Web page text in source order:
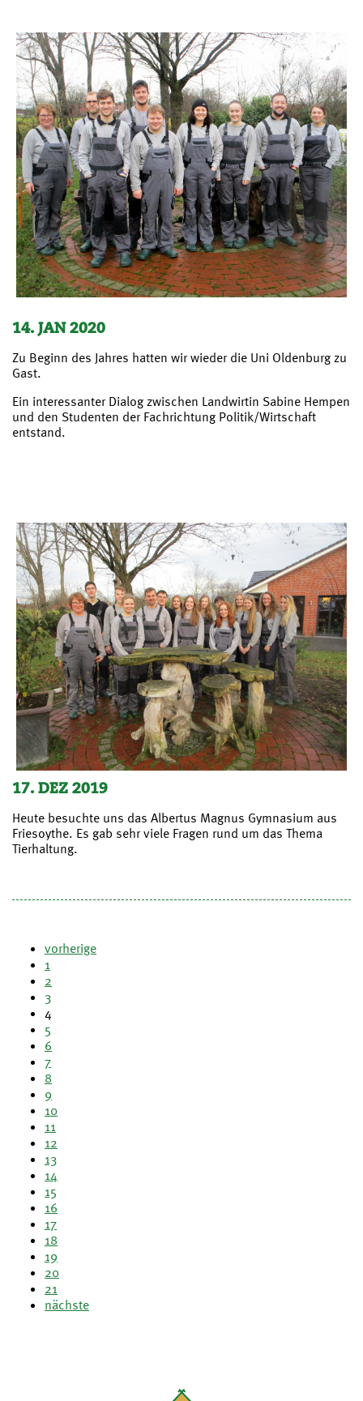
14. JAN 2020
Zu Beginn des Jahres hatten wir wieder die Uni Oldenburg zu
Gast.
Ein interessanter Dialog zwischen Landwirtin Sabine Hempen
und den Studenten der Fachrichtung Politik/Wirtschaft
entstand.
17. DEZ 2019
Heute besuchte uns das Albertus Magnus Gymnasium aus
Friesoythe. Es gab sehr viele Fragen rund um das Thema
Tierhaltung.
vorherige
1
2
3
4
5
6
7
8
9
10
11
12
13
14
15
16
17
18
19
20
21
nächste